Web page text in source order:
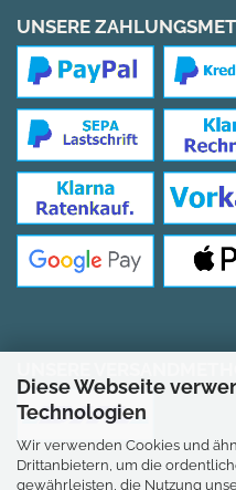
Diese Webseite
Technologien
Wir verwenden Cookies und
Drittanbietern, um die
gewährleisten, die Nutzung
UNSERE